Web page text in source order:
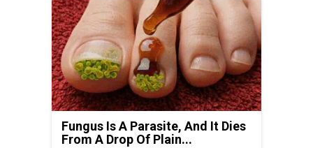
Fungus Is A Parasite, And It Dies
From A Drop Of Plain...